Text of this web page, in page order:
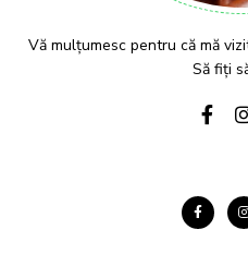
Vă mulțumesc pentru că mă
Să fiți